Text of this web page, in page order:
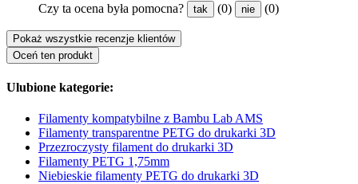
Czy ta ocena była pomocna? tak (0) nie (0)
Pokaż wszystkie recenzje klientów
Oceń ten produkt
Ulubione kategorie:
Filamenty kompatybilne z Bambu Lab AMS
Filamenty transparentne PETG do drukarki 3D
Przezroczysty filament do drukarki 3D
Filamenty PETG 1,75mm
Niebieskie filamenty PETG do drukarki 3D